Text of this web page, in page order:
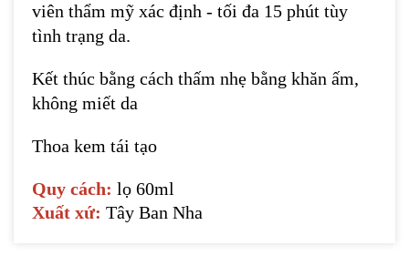
viên thẩm mỹ xác định - tối đa 15 phút tùy
tình trạng da.
Kết thúc bằng cách thấm nhẹ bằng khăn ấm,
không miết da
Thoa kem tái tạo
Quy cách: lọ 60ml
Xuất xứ: Tây Ban Nha